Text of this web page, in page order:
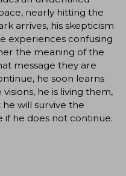
nearly hitting the
arrives, his skepticism
experiences confusing
the meaning of the
message they are
he soon learns
he is living them,
will survive the
if he does not continue.